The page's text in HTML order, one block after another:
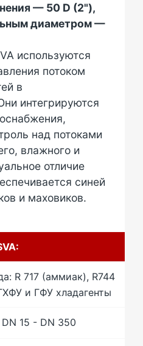
— 50 D (2"),
диаметром —
используются
потоком
в
интегрируются
над потоками
влажного и
отличие
синей
и маховиков.
R 717 (аммиак), R744
и ГФУ хладагенты
15 - DN 350